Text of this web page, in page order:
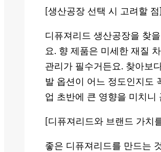
[생산공장 선택 시 고려할 점]
디퓨져리드 생산공장을 찾
요. 향 제품은 미세한 재질
관리가 필수거든요. 찾아보
발 옵션이 어느 정도인지도
업 초반에 큰 영향을 미치니
[디퓨져리드와 브랜드 가치
좋은 디퓨져리드를 만드는